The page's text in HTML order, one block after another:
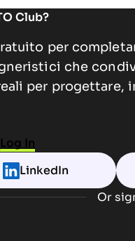
Club?
per
che
per progettare,
Log In
LinkedIn
Or